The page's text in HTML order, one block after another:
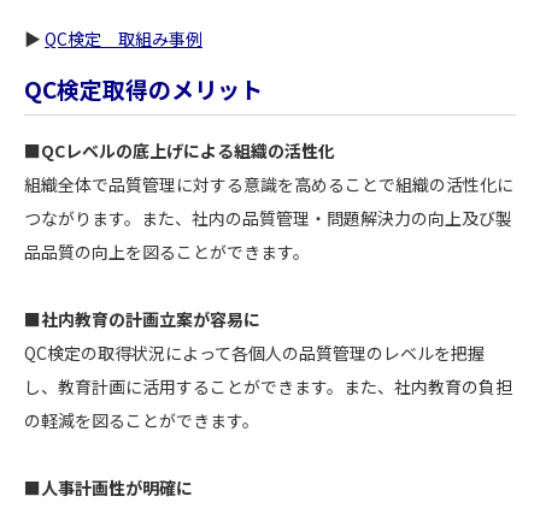
▶ QC検定 取組み事例
QC検定取得のメリット
■QCレベルの底上げによる組織の活性化
組織全体で品質管理に対する意識を高めることで組織の活性化に
つながります。また、社内の品質管理・問題解決力の向上及び製
品品質の向上を図ることができます。
■社内教育の計画立案が容易に
QC検定の取得状況によって各個人の品質管理のレベルを把握
し、教育計画に活用することができます。また、社内教育の負担
の軽減を図ることができます。
■人事計画性が明確に